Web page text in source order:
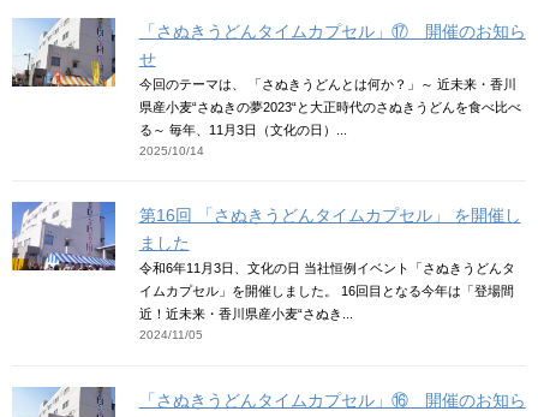
「さぬきうどんタイムカプセル」⑰ 開催のお知ら
せ
今回のテーマは、 「さぬきうどんとは何か？」～ 近未来・香川
県産小麦“さぬきの夢2023“と大正時代のさぬきうどんを食べ比べ
る～ 毎年、11月3日（文化の日）...
2025/10/14
第16回 「さぬきうどんタイムカプセル」 を開催し
ました
令和6年11月3日、文化の日 当社恒例イベント「さぬきうどんタ
イムカプセル」を開催しました。 16回目となる今年は「登場間
近！近未来・香川県産小麦“さぬき...
2024/11/05
「さぬきうどんタイムカプセル」⑯ 開催のお知ら